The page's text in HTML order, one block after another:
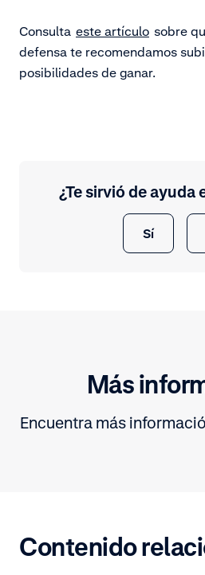
Consulta este artículo sobre
defensa te recomendamos
posibilidades de ganar.
¿Te sirvió de ayuda
Sí
Más
Encuentra más
Contenido